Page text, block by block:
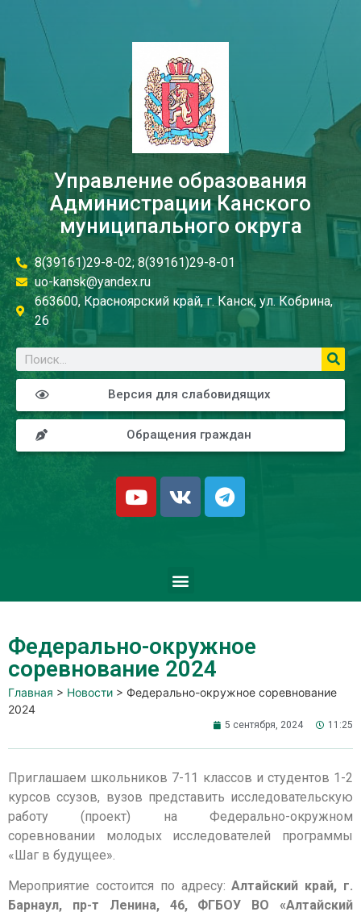
Управление образования
Администрации Канского
муниципального округа
8(39161)29-8-02; 8(39161)29-8-01
uo-kansk@yandex.ru
663600, Красноярский край, г. Канск, ул. Кобрина,
26
Версия для слабовидящих
Обращения граждан
Федерально-окружное
соревнование 2024
Главная > Новости > Федерально-окружное соревнование
2024
5 сентября, 2024 11:25
Приглашаем школьников 7-11 классов и студентов 1-2
курсов ссузов, вузов представить исследовательскую
работу (проект) на Федерально-окружном
соревновании молодых исследователей программы
«Шаг в будущее».
Мероприятие состоится по адресу:Алтайский край, г.
Барнаул, пр-т Ленина, 46, ФГБОУ ВО «Алтайский